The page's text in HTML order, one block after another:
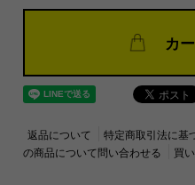
カ
返品について 特定商取引法に基
の商品について問い合わせる
買